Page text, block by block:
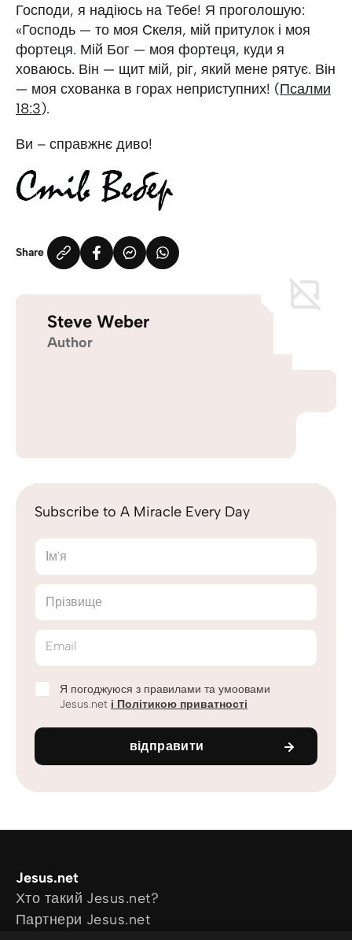
Господи, я надіюсь на Тебе! Я проголошую:
«Господь — то моя Скеля, мій притулок і моя
фортеця. Мій Бог — моя фортеця, куди я
ховаюсь. Він — щит мій, ріг, який мене рятує. Він
— моя схованка в горах неприступних! (Псалми
18:3).
Ви – справжнє диво!
Share
Steve Weber
Author
Subscribe to A Miracle Every Day
Ім'я
Прізвище
Email
Я погоджуюся з правилами та умоовами
Jesus.net і Політикою приватності
відправити
Jesus.net
Хто такий Jesus.net?
Партнери Jesus.net